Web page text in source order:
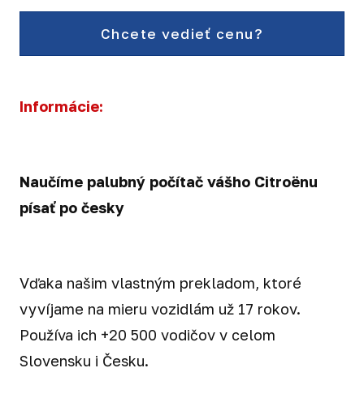
Chcete vedieť cenu?
Informácie:
Naučíme palubný počítač vášho Citroënu
písať po česky
Vďaka našim vlastným prekladom, ktoré
vyvíjame na mieru vozidlám už 17 rokov.
Používa ich +20 500 vodičov v celom
Slovensku i Česku.